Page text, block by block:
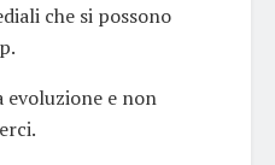
che si possono
e non